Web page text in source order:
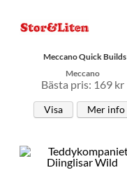
Meccano Quick Builds
Meccano
Bästa pris: 169 kr
Visa Mer info